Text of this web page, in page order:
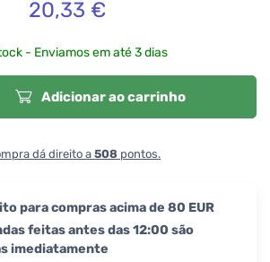
20,33 €
- Enviamos em até 3 dias
Adicionar ao carrinho
dá direito a 508 pontos.
para compras acima de 80 EUR
feitas antes das 12:00 são
imediatamente